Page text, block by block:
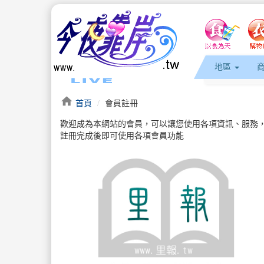
地區
home 首頁 會員註冊
歡迎成為本網站的會員，可以讓您使用各項資訊、服務
註冊完成後即可使用各項會員功能